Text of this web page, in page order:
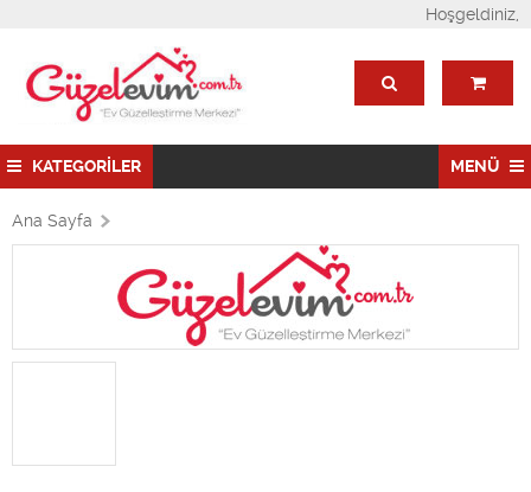
Hoşgeldiniz,
KATEGORİLER MENÜ
Ana Sayfa